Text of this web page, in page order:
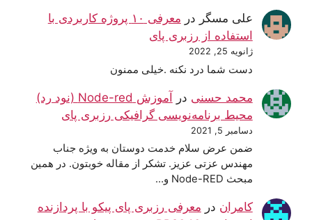
علی مسگر در
معرفی ۱۰ پروژه کاربردی با
استفاده از رزبری پای
ژانویه 25, 2022
دست شما درد نکنه .خیلی ممنون
محمد حسنی در
آموزش Node-red (نود رد)
محیط برنامه‌نویسی گرافیکی رزبری پای
دسامبر 5, 2021
ضمن عرض سلام خدمت دوستان به ویژه جناب
مهندس عزتی عزیز. تشکر از مقاله خوبتون. در همین
مبحث Node-RED و…
کامران در معرفی رزبری پای پیکو با پردازنده